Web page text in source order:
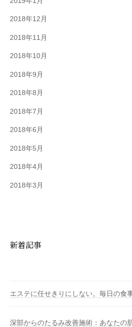
2018年12月
2018年11月
2018年10月
2018年9月
2018年8月
2018年7月
2018年6月
2018年5月
2018年4月
2018年3月
新着記事
エステに任せきりにしない。毎日の食
深部からのたるみ改善施術：あなたの